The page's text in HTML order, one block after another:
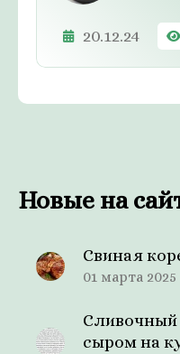
20.12.24
Новые на
Свиная
01 марта 2025
сыром на